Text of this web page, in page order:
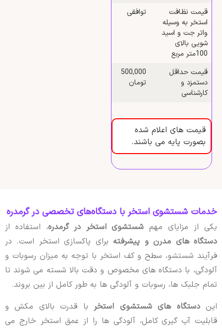
قیمت نظافت
استخر به وسیله
واتر جت و اسید
شویی بالای
100متر مربع
توافقی
قیمت حداقل
دستمزد و
کارشناسی
500,000
تومان
قیمت های اعلام شده
بصورت پایه می باشند.
خدمات شستشوی استخر با دستگاه‌های تخصصی در گرمدره
یکی از مزایای مهم شستشوی استخر در گرمدره، استفاده از
دستگاه های مدرن و پیشرفتهبرای پاکسازی استخر است. در
فرآیند شستشو، سطح و کف استخر با توجه به میزان رسوبات و
آلودگی، با دستگاه های مخصوص و دقت بالا شسته می شوند تا
تمام جلبک ها، رسوبات و آلودگی ها به طور کامل از بین بروند.
این دستگاه های شستشوی استخربا قدرت بالای مکش و
قابلیت آب گیری کامل، آلودگی ها را از عمق استخر خارج می